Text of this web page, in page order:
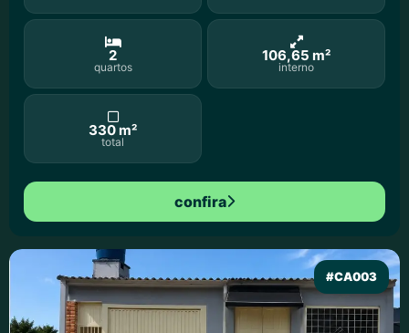
2
quartos
106,65 m²
interno
330 m²
total
confira
#CA003